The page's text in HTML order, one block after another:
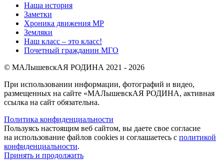
Наша история
Заметки
Хроника движения МР
Земляки
Наш класс – это класс!
Почетный гражданин МГО
© МАЛышевскАЯ РОДИНА 2021 - 2026
При использовании информации, фотографий и видео,
размещенных на сайте «МАЛышевскАЯ РОДИНА, активная
ссылка на сайт обязательна.
Политика конфиденциальности
Пользуясь настоящим веб сайтом, вы даете свое согласие
на использование файлов cookies и соглашаетесь с политикой
конфиденциальности.
Принять и продолжить